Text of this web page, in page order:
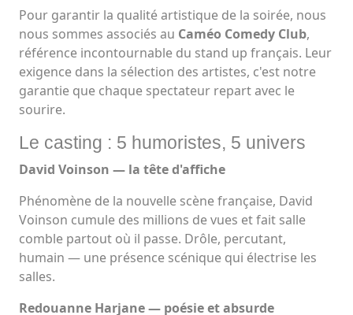
Pour garantir la qualité artistique de la soirée, nous
nous sommes associés au Caméo Comedy Club,
référence incontournable du stand up français. Leur
exigence dans la sélection des artistes, c'est notre
garantie que chaque spectateur repart avec le
sourire.
Le casting : 5 humoristes, 5 univers
David Voinson — la tête d'affiche
Phénomène de la nouvelle scène française, David
Voinson cumule des millions de vues et fait salle
comble partout où il passe. Drôle, percutant,
humain — une présence scénique qui électrise les
salles.
Redouanne Harjane — poésie et absurde